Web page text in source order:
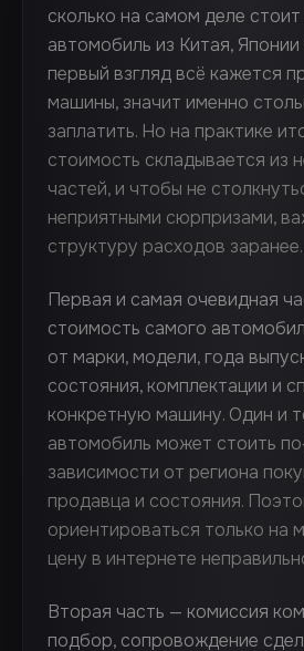
сколько на самом деле
автомобиль из Китая,
первый взгляд всё кажется
машины, значит именно
заплатить. Но на практике
стоимость складывается из
частей, и чтобы не
неприятными сюрпризами,
структуру расходов заранее.
Первая и самая очевидная
стоимость самого
от марки, модели, года
состояния, комплектации и
конкретную машину. Один и
автомобиль может стоить
зависимости от региона
продавца и состояния.
ориентироваться только на
цену в интернете
Вторая часть — комиссия
подбор, сопровождение